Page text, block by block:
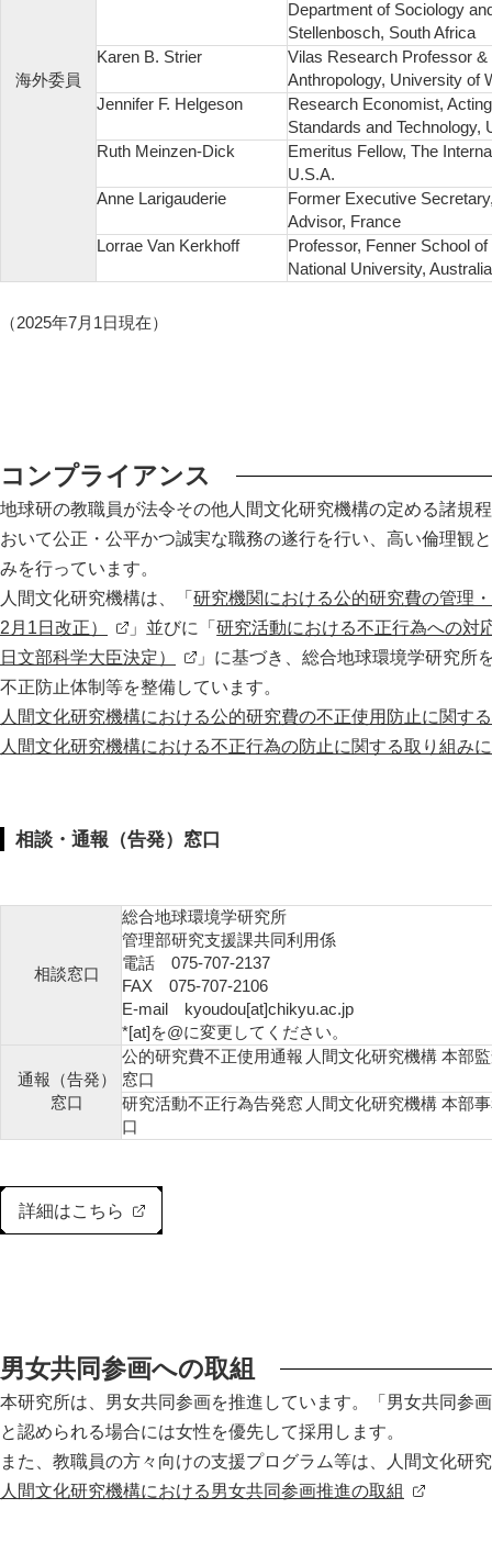
海外委員
Department of Sociology
Stellenbosch, South Africa
Karen B. Strier
Vilas Research Professor
Anthropology, University of
Jennifer F. Helgeson
Research Economist,
Standards and Technology,
Ruth Meinzen-Dick
Emeritus Fellow, The
U.S.A.
Anne Larigauderie
Former Executive
Advisor, France
Lorrae Van Kerkhoff
Professor, Fenner School
National University, Australia
（2025年7月1日現在）
コンプライアンス
地球研の教職員が法令その他人間文化研究機構の定める諸規
おいて公正・公平かつ誠実な職務の遂行を行い、高い倫理観
みを行っています。
人間文化研究機構は、「 研究機関における公的研究費の管理
2月1日改正）
」並びに「研究活動における不正行為への対
日文部科学大臣決定）
」に基づき、総合地球環境学研究所
不正防止体制等を整備しています。
人間文化研究機構における公的研究費の不正使用防止に関す
人間文化研究機構における不正行為の防止に関する取り組み
相談・通報（告発）窓口
相談窓口
総合地球環境学研究所
管理部研究支援課共同利用係
電話 075-707-2137
FAX 075-707-2106
E-mail kyoudou[at]chikyu.ac.jp
*[at]を@に変更してください。
通報（告発）
窓口
公的研究費不正使用通報
窓口
人間文化研究機構 本部
研究活動不正行為告発窓
口
人間文化研究機構 本部
詳細はこちら
男女共同参画への取組
本研究所は、男女共同参画を推進しています。「男女共同参
と認められる場合には女性を優先して採用します。
また、教職員の方々向けの支援プログラム等は、人間文化研
人間文化研究機構における男女共同参画推進の取組